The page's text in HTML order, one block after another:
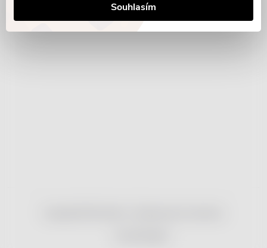
Souhlasím